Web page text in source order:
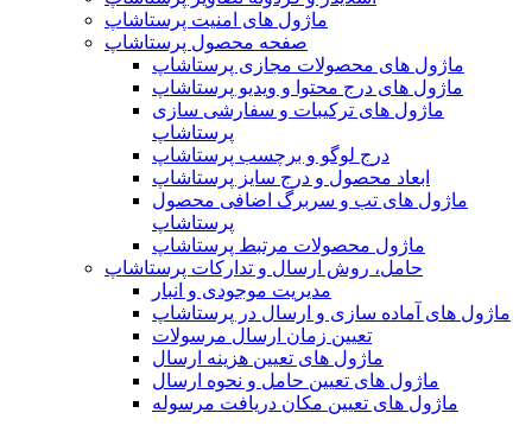
ماژول های امنیت پرستاشاپ
صفحه محصول پرستاشاپ
ماژول های محصولات مجازی پرستاشاپ
ماژول های درج محتوا و ویدیو پرستاشاپ
ماژول های ترکیبات و سفارشی سازی
پرستاشاپ
درج لوگو و برچسب پرستاشاپ
ابعاد محصول و درج سایز پرستاشاپ
ماژول های تب و سربرگ اضافی محصول
پرستاشاپ
ماژول محصولات مرتبط پرستاشاپ
حامل، روش ارسال و تدارکات پرستاشاپ
مدیریت موجودی و انبار
ماژول های آماده سازی و ارسال در پرستاشاپ
تعیین زمان ارسال مرسولات
ماژول های تعیین هزینه ارسال
ماژول های تعیین حامل و نحوه ارسال
ماژول های تعیین مکان دریافت مرسوله